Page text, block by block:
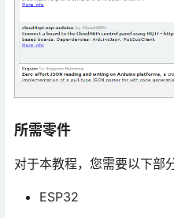
所需零件
对于本教程，您需要以下部分
ESP32